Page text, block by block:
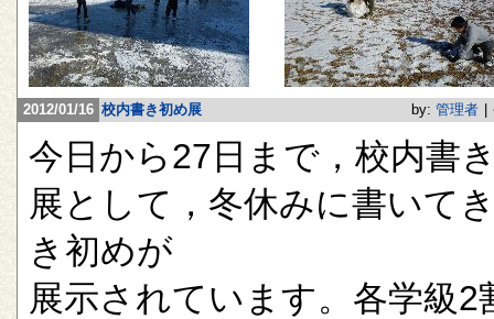
2012/01/16 校内書き初め展 by: 管理者
今日から27日まで，校内書
展として，冬休みに書いて
き初めが
展示されています。各学級2